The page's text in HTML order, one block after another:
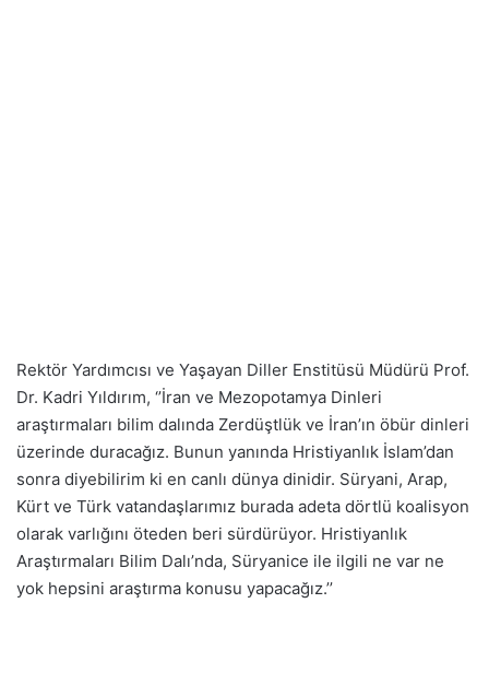
Rektör Yardımcısı ve Yaşayan Diller Enstitüsü Müdürü Prof.
Dr. Kadri Yıldırım, ‘’İran ve Mezopotamya Dinleri
araştırmaları bilim dalında Zerdüştlük ve İran’ın öbür dinleri
üzerinde duracağız. Bunun yanında Hristiyanlık İslam’dan
sonra diyebilirim ki en canlı dünya dinidir. Süryani, Arap,
Kürt ve Türk vatandaşlarımız burada adeta dörtlü koalisyon
olarak varlığını öteden beri sürdürüyor. Hristiyanlık
Araştırmaları Bilim Dalı’nda, Süryanice ile ilgili ne var ne
yok hepsini araştırma konusu yapacağız.’’